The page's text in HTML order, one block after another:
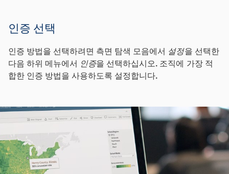
인증 선택
인증 방법을 선택하려면 측면 탐색 모음에서 설정을 선택한
다음 하위 메뉴에서 인증을 선택하십시오. 조직에 가장 적
합한 인증 방법을 사용하도록 설정합니다.